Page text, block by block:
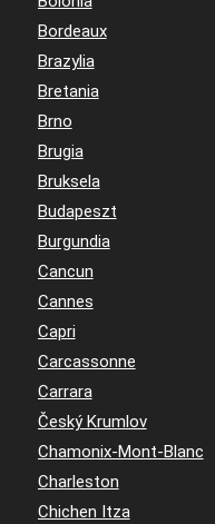
Bordeaux
Brazylia
Bretania
Brno
Brugia
Bruksela
Budapeszt
Burgundia
Cancun
Cannes
Capri
Carcassonne
Carrara
Český Krumlov
Chamonix-Mont-Blanc
Charleston
Chichen Itza